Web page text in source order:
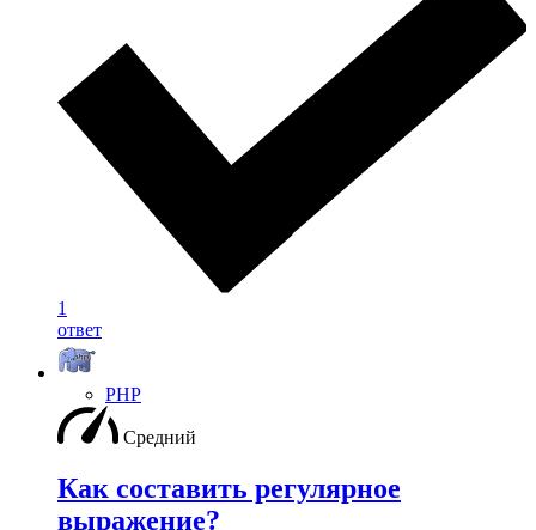
1
ответ
PHP
Средний
Как составить регулярное
выражение?